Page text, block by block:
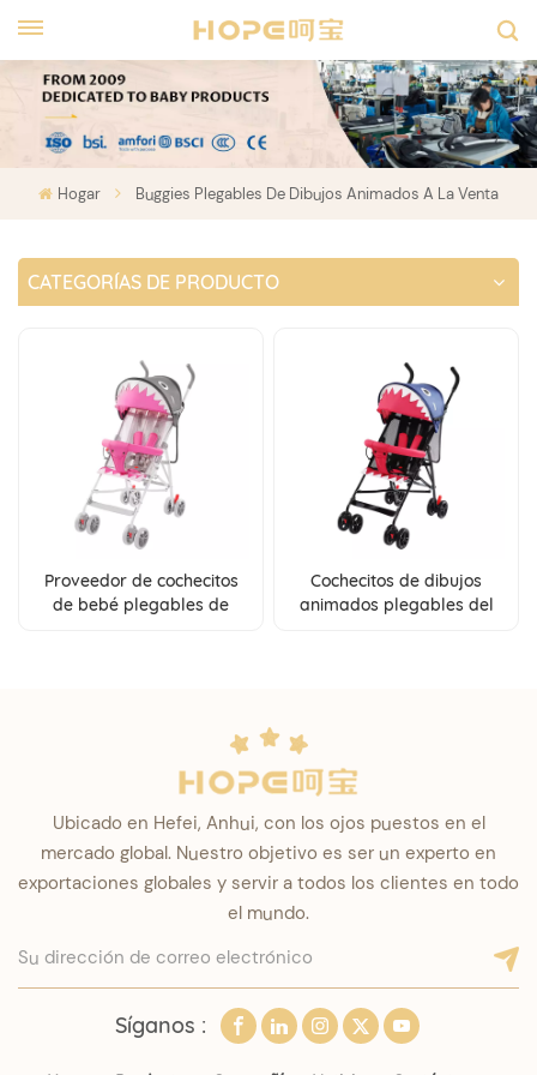
Hogar Buggies Plegables De Dibujos Animados A La Venta
CATEGORÍAS DE PRODUCTO
Proveedor de cochecitos
de bebé plegables de
Cochecitos de dibujos
animados plegables del
Ubicado en Hefei, Anhui, con los ojos puestos en el
mercado global. Nuestro objetivo es ser un experto en
exportaciones globales y servir a todos los clientes en todo
el mundo.
Síganos :